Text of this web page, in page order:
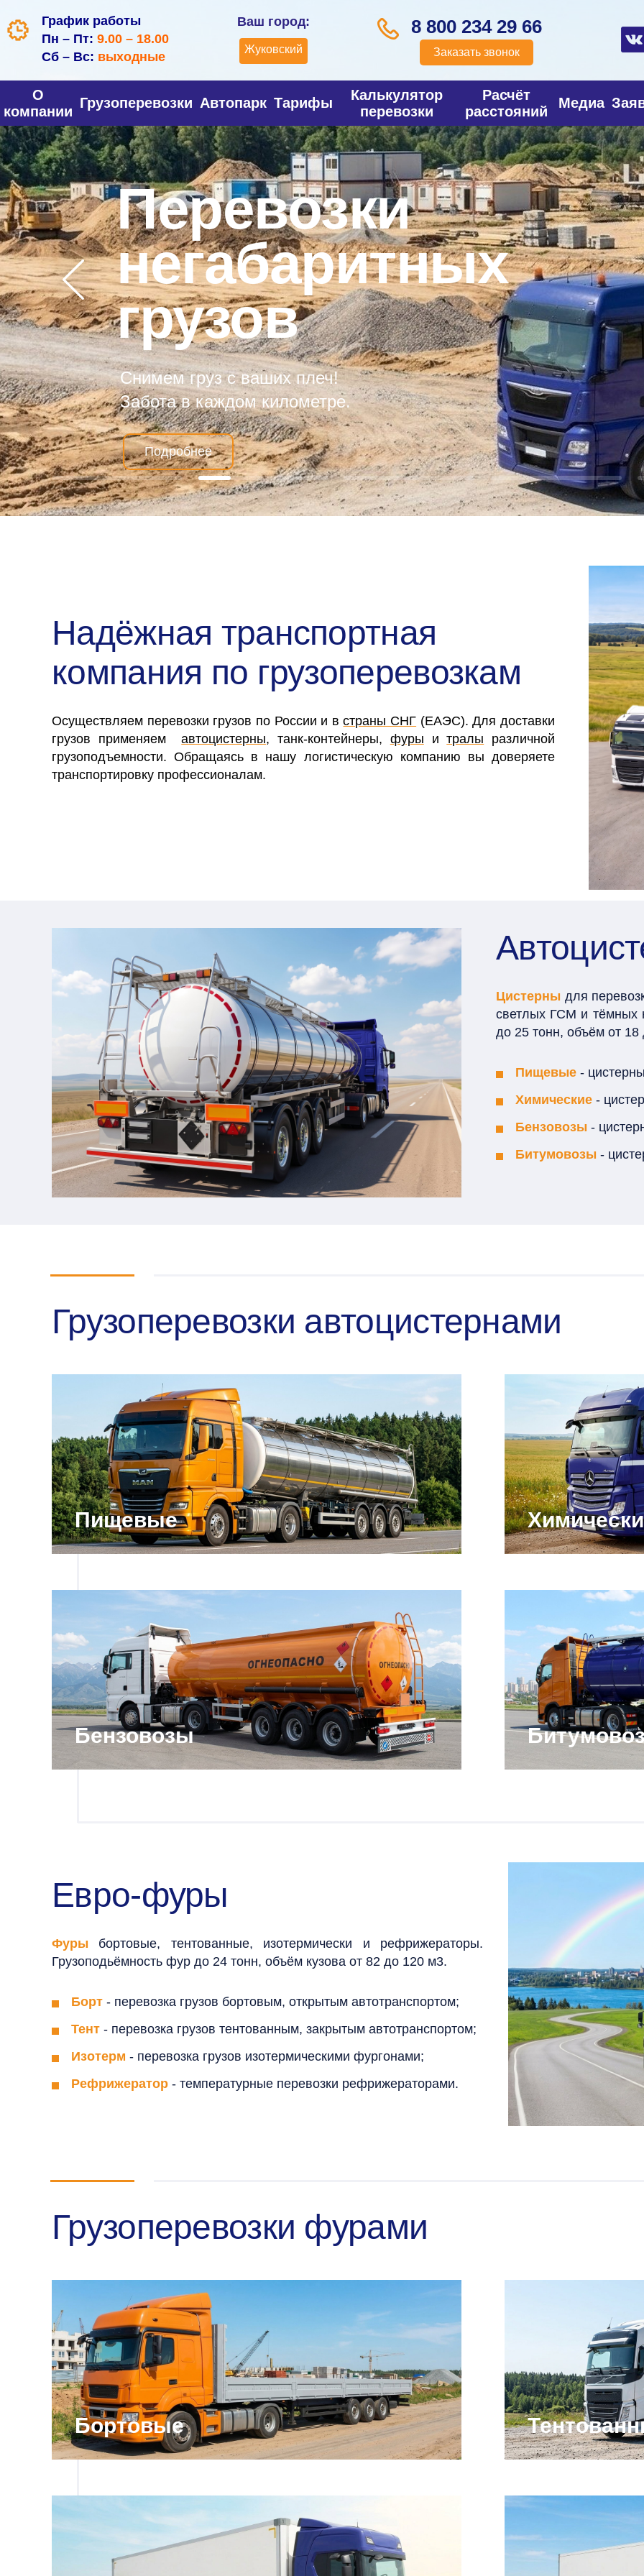
График работы
Пн – Пт: 9.00 – 18.00
Сб – Вс: выходные
Ваш город:
Жуковский
8 800 234 29 66
Заказать звонок
О
компании
Грузоперевозки Автопарк Тарифы
Калькулятор
перевозки
Расчёт
расстояний
Медиа
Перевозки
негабаритных
грузов
Снимем груз с ваших плеч!
Забота в каждом километре.
Подробнее
Надёжная транспортная
компания по грузоперевозкам
Осуществляем перевозки грузов по России и встраны СНГ (ЕАЭС). Для доставки
грузов применяемавтоцистерны, танк-контейнеры, фуры итралы различной
грузоподъемности. Обращаясь в нашу логистическую компанию вы доверяете
транспортировку профессионалам.
Цистерны для
светлых ГСМ и тёмных
до 25 тонн, объём от
Пищевые -
Химические -
Бензовозы -
Битумовозы -
Грузоперевозки автоцистернами
Пищевые
Бензовозы
Евро-фуры
Фуры бортовые, тентованные, изотермически и рефрижераторы.
Грузоподьёмность фур до 24 тонн, объём кузова от 82 до 120 м3.
Борт - перевозка грузов бортовым, открытым автотранспортом;
Тент - перевозка грузов тентованным, закрытым автотранспортом;
Изотерм - перевозка грузов изотермическими фургонами;
Рефрижератор - температурные перевозки рефрижераторами.
Грузоперевозки фурами
Бортовые